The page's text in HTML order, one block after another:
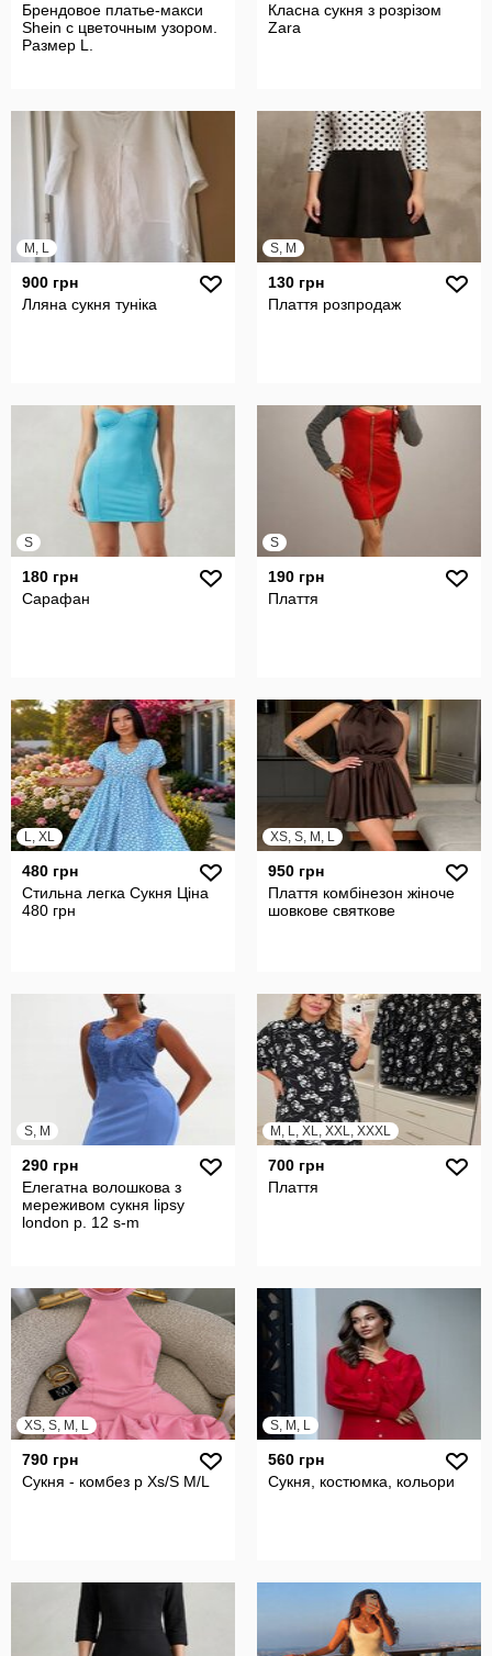
Брендовое платье-макси
Shein с цветочным узором.
Размер L.
Класна сукня з розрізом
Zara
M, L
900 грн
Лляна сукня туніка
S, M
130 грн
Плаття розпродаж
S
180 грн
Сарафан
S
190 грн
Плаття
L, XL
480 грн
Стильна легка Сукня Ціна
480 грн
XS, S, M, L
950 грн
Плаття комбінезон жіноче
шовкове святкове
S, M
290 грн
Елегатна волошкова з
мереживом сукня lipsy
london р. 12 s-m
M, L, XL, XXL, XXXL
700 грн
Плаття
XS, S, M, L
790 грн
Сукня - комбез р Xs/S M/L
S, M, L
560 грн
Сукня, костюмка, кольори